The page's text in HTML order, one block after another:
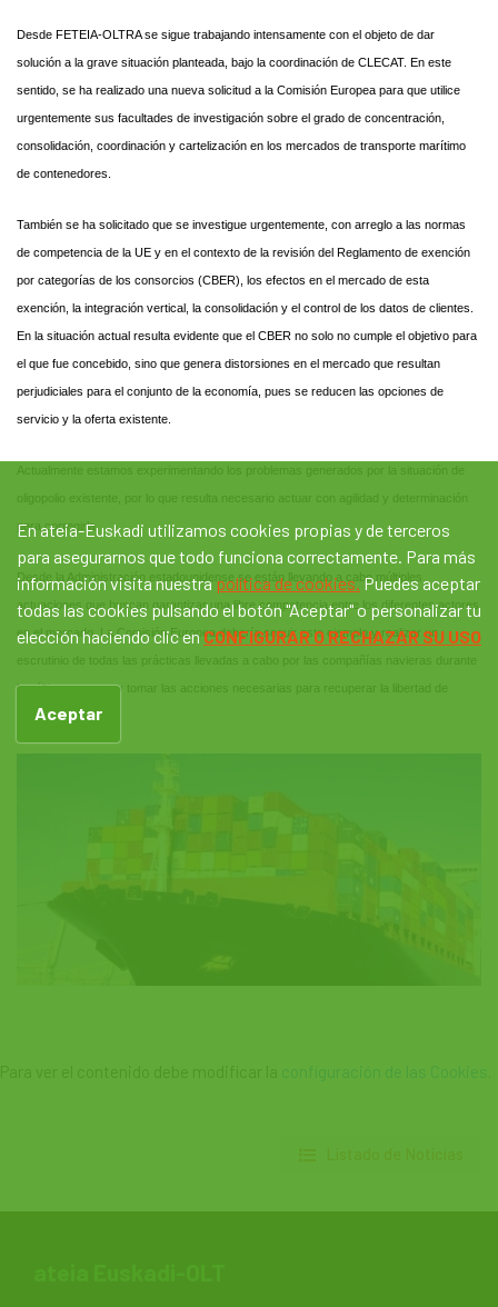
Desde FETEIA-OLTRA se sigue trabajando intensamente con el objeto de dar
solución a la grave situación planteada, bajo la coordinación de CLECAT. En este
sentido, se ha realizado una nueva solicitud a la Comisión Europea para que utilice
urgentemente sus facultades de investigación sobre el grado de concentración,
consolidación, coordinación y cartelización en los mercados de transporte marítimo
de contenedores.
También se ha solicitado que se investigue urgentemente, con arreglo a las normas
de competencia de la UE y en el contexto de la revisión del Reglamento de exención
por categorías de los consorcios (CBER), los efectos en el mercado de esta
exención, la integración vertical, la consolidación y el control de los datos de clientes.
En la situación actual resulta evidente que el CBER no solo no cumple el objetivo para
el que fue concebido, sino que genera distorsiones en el mercado que resultan
perjudiciales para el conjunto de la economía, pues se reducen las opciones de
servicio y la oferta existente.
Actualmente estamos experimentando los problemas generados por la situación de
oligopolio existente, por lo que resulta necesario actuar con agilidad y determinación
para corregirla.
Desde la Administración estadounidense se están llevando a cabo múltiples
actuaciones que buscan garantizar una libre competencia entre los diferentes actores
en el mercado. La Comisión Europea debería seguir este ejemplo y realizar un
escrutinio de todas las prácticas llevadas a cabo por las compañías navieras durante
los últimos meses y tomar las acciones necesarias para recuperar la libertad de
mercado.
configuración de las Cookies
En ateia-Euskadi utilizamos cookies propias y de terceros
para asegurarnos que todo funciona correctamente. Para más
información visita nuestra política de cookies.Puedes aceptar
todas las cookies pulsando el botón "Aceptar" o personalizar tu
elección haciendo clic en CONFIGURAR O RECHAZAR SU USO
Aceptar